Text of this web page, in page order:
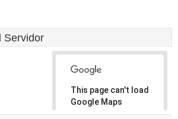
Servidor
This page can't load
Google Maps
correctly.